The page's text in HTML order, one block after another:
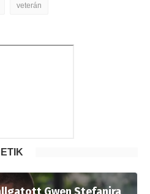
veterán